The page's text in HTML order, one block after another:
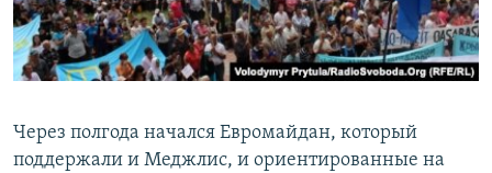
Через полгода начался Евромайдан, который
поддержали и Меджлис, и ориентированные на